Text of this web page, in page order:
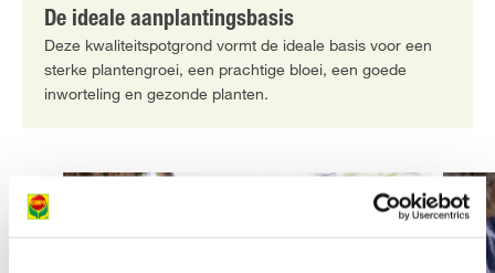
De ideale aanplantingsbasis
Deze kwaliteitspotgrond vormt de ideale basis voor een
sterke plantengroei, een prachtige bloei, een goede
inworteling en gezonde planten.